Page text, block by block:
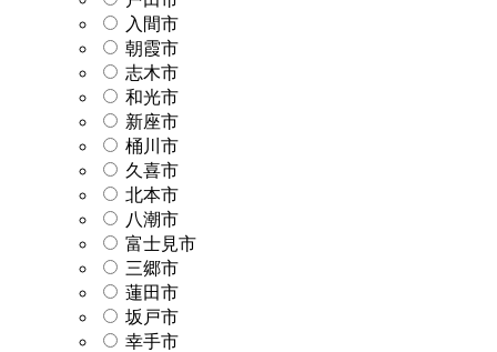
入間市
朝霞市
志木市
和光市
新座市
桶川市
久喜市
北本市
八潮市
富士見市
三郷市
蓮田市
坂戸市
幸手市